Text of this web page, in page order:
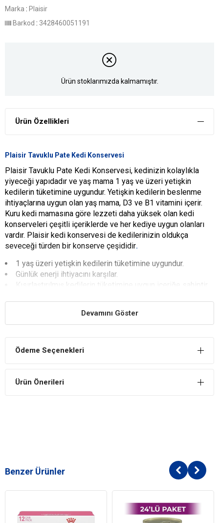
Marka : Plaisir
Barkod : 3428460051191
Ürün stoklarımızda kalmamıştır.
Ürün Özellikleri
Plaisir Tavuklu Pate Kedi Konservesi
Plaisir Tavuklu Pate Kedi Konservesi, kedinizin kolaylıkla
yiyeceği yapıdadır ve yaş mama 1 yaş ve üzeri yetişkin
kedilerin tüketimine uygundur. Yetişkin kedilerin beslenme
ihtiyaçlarına uygun olan yaş mama, D3 ve B1 vitamini içerir.
Kuru kedi mamasına göre lezzeti daha yüksek olan kedi
konserveleri çeşitli içeriklerde ve her kediye uygun olanları
vardır. Plaisir kedi konservesi de kedilerinizin oldukça
seveceği türden bir konserve çeşididir.
1 yaş üzeri yetişkin kedilerin tüketimine uygundur.
Günlük enerji ihtiyacını karşılar.
Kısırlaştırılmış kedilerin tüketimine uygun içeriğe sahiptir
YARARLARI
kedilerin sağlığını korur. Kilo alımını önleyici içeriği
sayesinde kısırlaştırılmış kedilerde kilo kontrolü sağlar.
Kedilerin günlük enerji ihtiyacının karşılanmasını sağlayan
Kedilerin Damak Tadına Uygun İçerik
Kedilerin damak tadına hitap eden özel içeriği ile mama,
yeterli tüketim için çekici lezzete sahiptir.
Devamını Göster
Ödeme Seçenekleri
Ürün Önerileri
Benzer Ürünler